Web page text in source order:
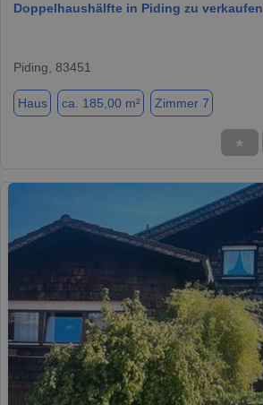
Doppelhaushälfte in Piding zu verkaufen
Piding, 83451
Haus ca. 185,00 m² Zimmer 7
★